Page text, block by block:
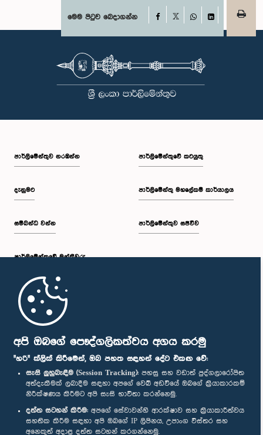
අපි ඔබගේ පෞද්ගලිකත්වය අගය කරමු
"හරි" ක්ලික් කිරීමෙන්, ඔබ පහත සඳහන් දේට එකඟ වේ:
සැසි ලුහුබැඳීම (Session Tracking): පහසු සහ වඩාත් පුද්ගලාරෝපිත
අත්දැකීමක් ලබාදීම සඳහා අපගේ වෙබ් අඩවියේ ඔබගේ ක්‍රියාකාරකම්
නිරීක්ෂණය කිරීමට අපි සැසි භාවිතා කරන්නෙමු.
දත්ත සටහන් කිරීම: අපගේ සේවාවන්හි ආරක්ෂාව සහ ක්‍රියාකාරීත්වය
සහතික කිරීම සඳහා අපි ඔබගේ IP ලිපිනය, උපාංග විස්තර සහ
අනෙකුත් අදාළ දත්ත සටහන් කරගන්නෙමු.
මෙම පිටුව බෙදාගන්න Facebook
WhatsAppLinkedIn
පාර්ලි‌මේන්තුව නරඹන්න
දැනුමට
සම්බන්ධ වන්න
පාර්ලි‌මේන්තුවේ මන්ත්‍රීවරු
මුල් පිටුව
පාර්ලිමේන්තුවේ කටයුතු
පාර්ලිමේන්තු මහලේකම් කාර්යාලය
පාර්ලිමේන්තුව සජීවීව
පාර්ලිමේන්තු ජංගම යෙදුම
අප හා සම්බන්ධ වී සිටින්න :